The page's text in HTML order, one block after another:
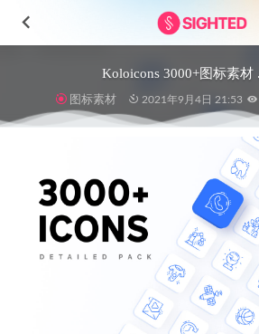
Koloicons 3000+图标素材
图标素材 2021年9月4日 21:53
时装电商app ui Outfitr .xd .sketch .fig
3D卡通人物形象设计 .fig素材
2022-
Anicons 3D图标 .fig .c4d素材 2022-10-